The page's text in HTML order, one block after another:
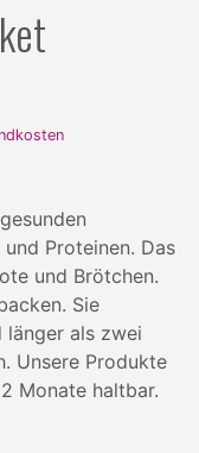
Proteinen. Das
und Brötchen.
Sie
als zwei
Unsere Produkte
Monate haltbar.